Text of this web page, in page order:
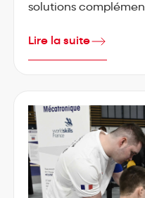
solutions
Lire la suite